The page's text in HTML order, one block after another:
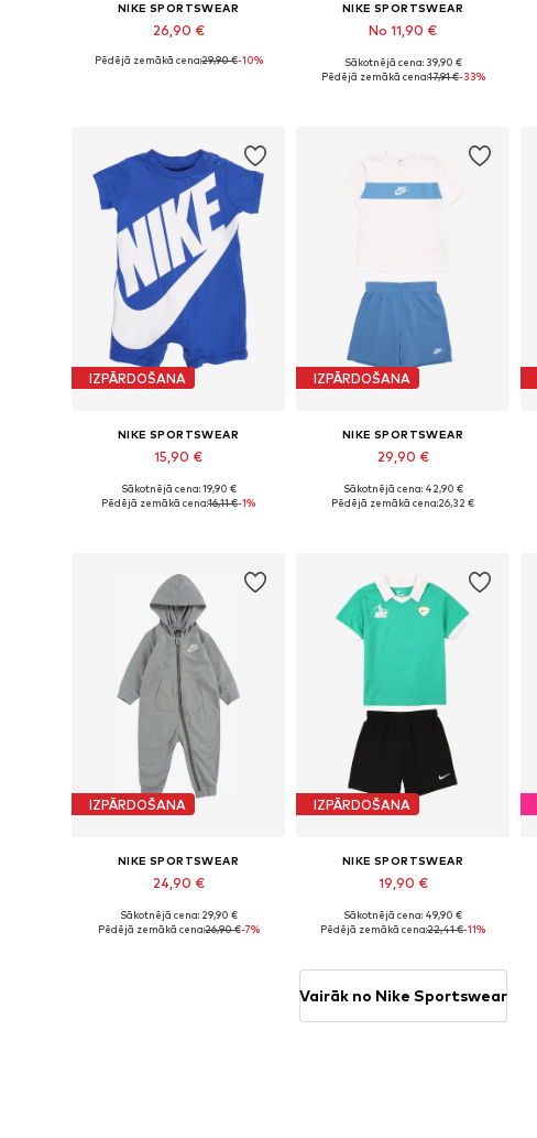
NIKE SPORTSWEAR
26,90 €
Pieejamie izmēri: 74-80, 86-92
Pēdējā zemākā cena:29,90 €-10%
NIKE SPORTSWEAR
No 11,90 €
Sākotnējā cena: 39,90 €
Pēdējā zemākā cena:17,91 €-33%
IZPĀRDOŠANA
NIKE SPORTSWEAR
15,90 €
Pieejamie izmēri: 74-80, 86-92
Sākotnējā cena: 19,90 €
Pēdējā zemākā cena:16,11 €-1%
IZPĀRDOŠANA
NIKE SPORTSWEAR
29,90 €
Pieejams daudzos izmēros
Sākotnējā cena: 42,90 €
Pēdējā zemākā cena:26,32 €
IZPĀRDOŠANA
NIKE SPORTSWEAR
24,90 €
Pieejamie izmēri: 86-92
Sākotnējā cena: 29,90 €
Pēdējā zemākā cena:26,90 €-7%
IZPĀRDOŠANA
NIKE SPORTSWEAR
19,90 €
Pieejams daudzos izmēros
Sākotnējā cena: 49,90 €
Pēdējā zemākā cena:22,41 €-11%
Vairāk no Nike Sportswear